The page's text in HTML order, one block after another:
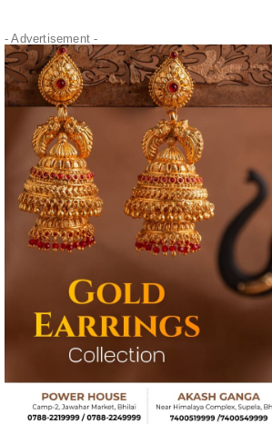
" alt="" />- Advertisement -